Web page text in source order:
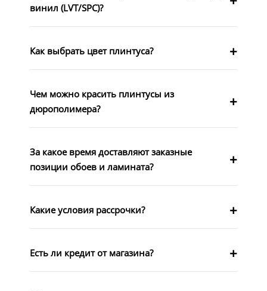
винил (LVT/SPC)?
Как выбрать цвет плинтуса?
Чем можно красить плинтусы из
дюрополимера?
За какое время доставляют заказные
позиции обоев и ламината?
Какие условия рассрочки?
Есть ли кредит от магазина?